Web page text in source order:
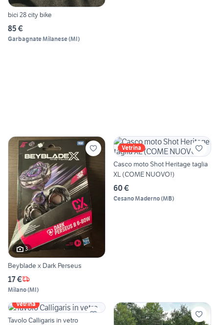
bici 28 city bike
85 €
Garbagnate Milanese(MI)
3
Beyblade x Dark Perseus
17 €
Milano(MI)
Vetrina
Casco moto Shot Heritage taglia
XL (COME NUOVO!)
60 €
Cesano Maderno(MB)
Vetrina
Tavolo Calligaris in vetro